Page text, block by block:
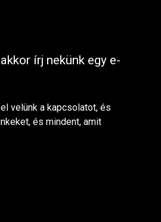
írj nekünk egy e-
velünk a kapcsolatot, és
és mindent, amit